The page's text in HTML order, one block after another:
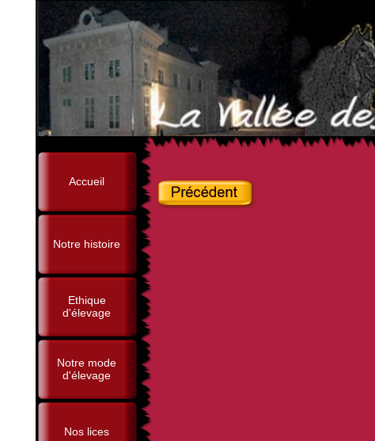
Accueil
Notre histoire
Ethique
d'élevage
Notre mode
d'élevage
Nos lices